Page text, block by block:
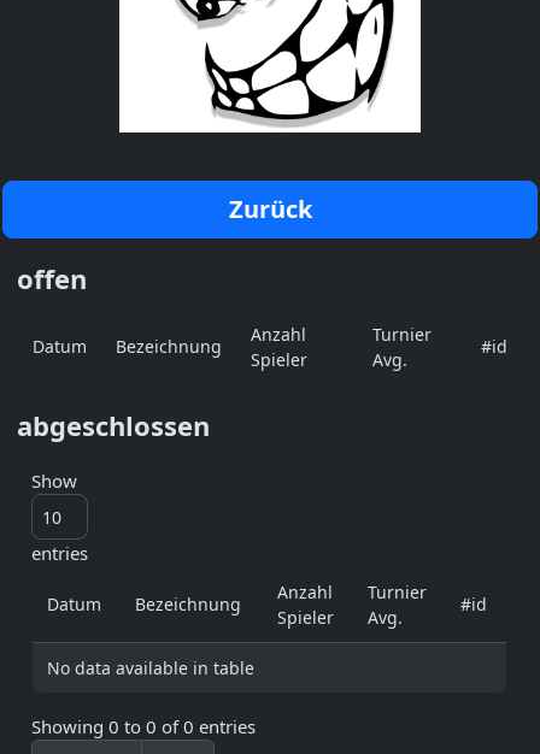
Zurück
offen
Datum Bezeichnung
Anzahl
Spieler
Turnier
Avg.
#id
abgeschlossen
Show
entries
Datum Bezeichnung
Anzahl
Spieler
Turnier
Avg.
#id
No data available in table
Showing 0 to 0 of 0 entries